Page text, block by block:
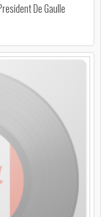
De Gaulle